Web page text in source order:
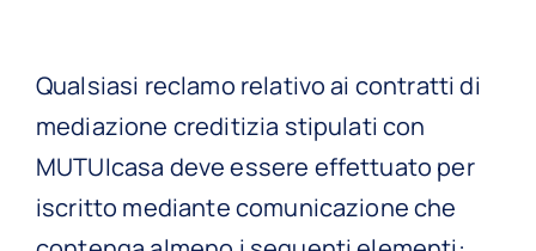
Partner
Qualsiasi reclamo relativo ai contratti di
mediazione creditizia stipulati con
MUTUIcasa deve essere effettuato per
iscritto mediante comunicazione che